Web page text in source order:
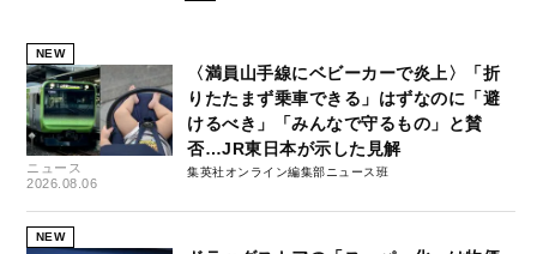
NEW
ニュース
2026.08.06
〈満員山手線にベビーカーで炎上〉「折
りたたまず乗車できる」はずなのに「避
けるべき」「みんなで守るもの」と賛
否…JR東日本が示した見解
集英社オンライン編集部ニュース班
NEW